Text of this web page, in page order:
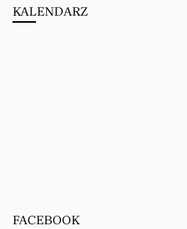
KALENDARZ
FACEBOOK